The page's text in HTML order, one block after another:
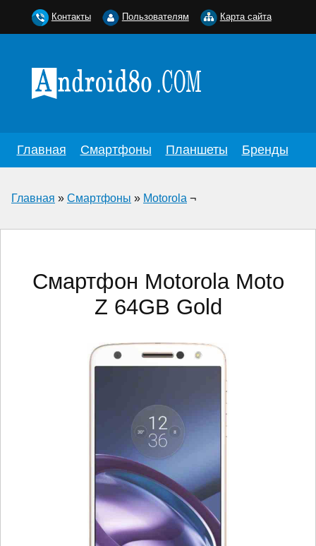
Главная Смартфоны Планшеты Бренды
Главная » Смартфоны » Motorola ¬
Смартфон Motorola Moto
Z 64GB Gold
Контакты Пользователям Карта сайта